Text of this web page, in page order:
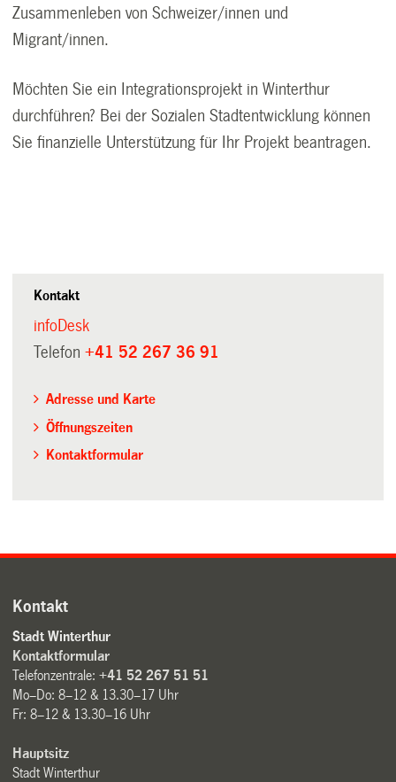
Zusammenleben von Schweizer/innen und
Migrant/innen.
Möchten Sie ein Integrationsprojekt in Winterthur
durchführen? Bei der Sozialen Stadtentwicklung können
Siefinanzielle Unterstützung für Ihr Projekt beantragen.
Kontakt
infoDesk
Telefon+41 52 267 36 91
Adresse und Karte
Öffnungszeiten
Kontaktformular
Kontakt
Stadt Winterthur
Kontaktformular
Telefonzentrale:+41 52 267 51 51
Mo–Do: 8–12 & 13.30–17 Uhr
Fr: 8–12 & 13.30–16 Uhr
Hauptsitz
Stadt Winterthur